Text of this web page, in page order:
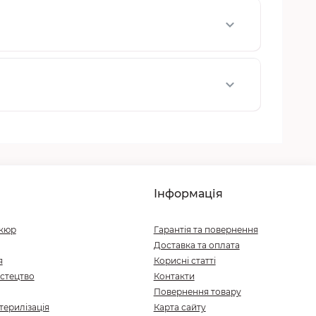
Інформація
Гарантія та повернення
Доставка та оплата
Корисні статті
Контакти
Повернення товару
Карта сайту